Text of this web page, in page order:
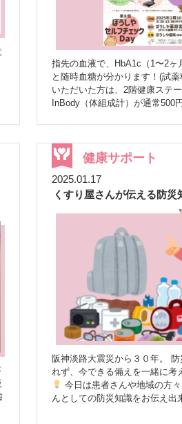
指先の血液で、HbA1c（1〜2ヶ
と随時血糖が分かります！(試
いただいた方は、2階健康ステ
InBody（体組成計）が通常500
令和7年2月16日（日） 9:30
約制 当日は宮西ビルパーキング
ります。 健康は予防が大切です
会に健康について一緒に考えて
ご参加を希望の方は、下記フォ
https://
健康サポート
2025.01.17
くすり屋さんが伝える防災
阪神淡路大震災から３０年。 防災への意識を忘
れず、今できる備えを一緒に考
んとしての防災知識をお伝え出